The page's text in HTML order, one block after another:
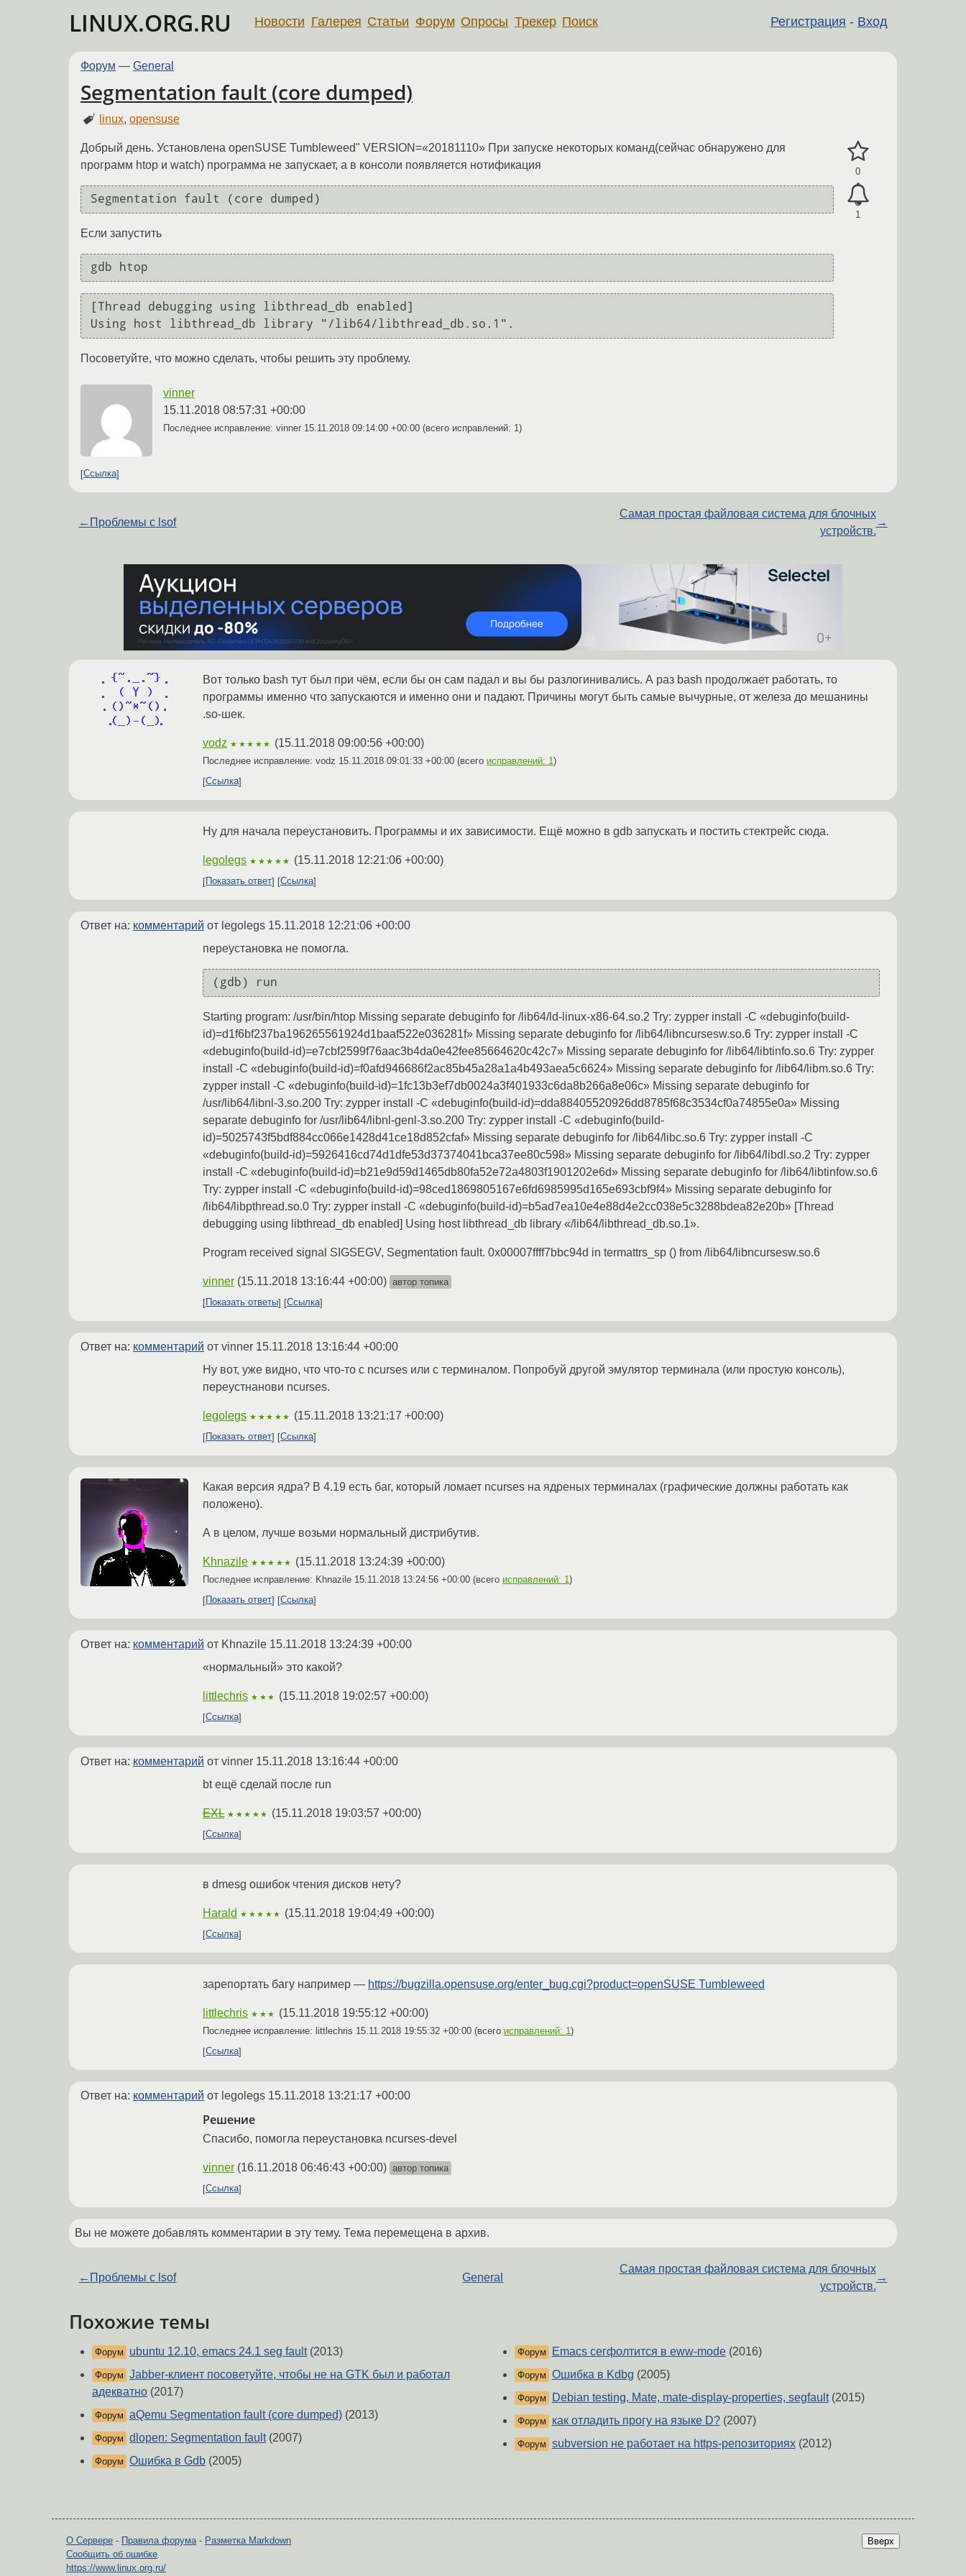
LINUX.ORG.RU Регистрация - Вход
Новости Галерея Статьи Форум Опросы Трекер Поиск
Форум — General
Segmentation fault (core dumped)
linux,opensuse
0
1
Добрый день. Установлена openSUSE Tumbleweed" VERSION=«20181110» При запуске некоторых команд(сейчас обнаружено для
программ htop и watch) программа не запускает, а в консоли появляется нотификация
Segmentation fault (core dumped)
Если запустить
gdb htop
[Thread debugging using libthread_db enabled]
Using host libthread_db library "/lib64/libthread_db.so.1".
Посоветуйте, что можно сделать, чтобы решить эту проблему.
vinner
15.11.2018 08:57:31 +00:00
Последнее исправление: vinner 15.11.2018 09:14:00 +00:00 (всего исправлений: 1)
Ссылка
← Проблемы c lsof
Самая простая файловая система для блочных
устройств.
→
Вот только bash тут был при чём, если бы он сам падал и вы бы разлогинивались. А раз bash продолжает работать, то
программы именно что запускаются и именно они и падают. Причины могут быть самые вычурные, от железа до мешанины
.so-шек.
vodz ★★★★★ (15.11.2018 09:00:56 +00:00)
Последнее исправление: vodz 15.11.2018 09:01:33 +00:00 (всего исправлений: 1 )
Ссылка
Ну для начала переустановить. Программы и их зависимости. Ещё можно в gdb запускать и постить стектрейс сюда.
legolegs ★★★★★ (15.11.2018 12:21:06 +00:00)
Показать ответ Ссылка
Ответ на: комментарий от legolegs 15.11.2018 12:21:06 +00:00
переустановка не помогла.
(gdb) run
Starting program: /usr/bin/htop Missing separate debuginfo for /lib64/ld-linux-x86-64.so.2 Try: zypper install -C «debuginfo(build-
id)=d1f6bf237ba196265561924d1baaf522e036281f» Missing separate debuginfo for /lib64/libncursesw.so.6 Try: zypper install -C
«debuginfo(build-id)=e7cbf2599f76aac3b4da0e42fee85664620c42c7» Missing separate debuginfo for /lib64/libtinfo.so.6 Try: zypper
install -C «debuginfo(build-id)=f0afd946686f2ac85b45a28a1a4b493aea5c6624» Missing separate debuginfo for /lib64/libm.so.6 Try:
zypper install -C «debuginfo(build-id)=1fc13b3ef7db0024a3f401933c6da8b266a8e06c» Missing separate debuginfo for
/usr/lib64/libnl-3.so.200 Try: zypper install -C «debuginfo(build-id)=dda88405520926dd8785f68c3534cf0a74855e0a» Missing
separate debuginfo for /usr/lib64/libnl-genl-3.so.200 Try: zypper install -C «debuginfo(build-
id)=5025743f5bdf884cc066e1428d41ce18d852cfaf» Missing separate debuginfo for /lib64/libc.so.6 Try: zypper install -C
«debuginfo(build-id)=5926416cd74d1dfe53d37374041bca37ee80c598» Missing separate debuginfo for /lib64/libdl.so.2 Try: zypper
install -C «debuginfo(build-id)=b21e9d59d1465db80fa52e72a4803f1901202e6d» Missing separate debuginfo for /lib64/libtinfow.so.6
Try: zypper install -C «debuginfo(build-id)=98ced1869805167e6fd6985995d165e693cbf9f4» Missing separate debuginfo for
/lib64/libpthread.so.0 Try: zypper install -C «debuginfo(build-id)=b5ad7ea10e4e88d4e2cc038e5c3288bdea82e20b» [Thread
debugging using libthread_db enabled] Using host libthread_db library «/lib64/libthread_db.so.1».
Program received signal SIGSEGV, Segmentation fault. 0x00007ffff7bbc94d in termattrs_sp () from /lib64/libncursesw.so.6
vinner (15.11.2018 13:16:44 +00:00) автор топика
Показать ответы
Ссылка
Ответ на: комментарий от vinner 15.11.2018 13:16:44 +00:00
Ну вот, уже видно, что что-то с ncurses или с терминалом. Попробуй другой эмулятор терминала (или простую консоль),
переустнанови ncurses.
legolegs ★★★★★ (15.11.2018 13:21:17 +00:00)
Показать ответ Ссылка
Какая версия ядра? В 4.19 есть баг, который ломает ncurses на ядреных терминалах (графические должны работать как
положено).
А в целом, лучше возьми нормальный дистрибутив.
Khnazile ★★★★★ (15.11.2018 13:24:39 +00:00)
Последнее исправление: Khnazile 15.11.2018 13:24:56 +00:00 (всего исправлений: 1 )
Показать ответ
Ссылка
Ответ на: комментарий от Khnazile 15.11.2018 13:24:39 +00:00
«нормальный» это какой?
littlechris ★★★ (15.11.2018 19:02:57 +00:00)
Ссылка
Ответ на: комментарий от vinner 15.11.2018 13:16:44 +00:00
bt ещё сделай после run
EXL ★★★★★ (15.11.2018 19:03:57 +00:00)
Ссылка
в dmesg ошибок чтения дисков нету?
Harald ★★★★★ (15.11.2018 19:04:49 +00:00)
Ссылка
зарепортать багу например — https://bugzilla.opensuse.org/enter_bug.cgi?product=openSUSE Tumbleweed
littlechris ★★★ (15.11.2018 19:55:12 +00:00)
Последнее исправление: littlechris 15.11.2018 19:55:32 +00:00 (всего исправлений: 1 )
Ссылка
Ответ на: комментарий от legolegs 15.11.2018 13:21:17 +00:00
Решение
Спасибо, помогла переустановка ncurses-devel
vinner (16.11.2018 06:46:43 +00:00) автор топика
Ссылка
Вы не можете добавлять комментарии в эту тему. Тема перемещена в архив.
← Проблемы c lsof General
Самая простая файловая система для блочных
устройств.
→
Похожие темы
Форум ubuntu 12.10, emacs 24.1 seg fault(2013)
Форум Jabber-клиент посоветуйте, чтобы не на GTK был и работал
адекватно (2017)
Форум aQemu Segmentation fault (core dumped) (2013)
Форум dlopen: Segmentation fault(2007)
Форум Ошибка в Gdb (2005)
Форум Emacs сегфолтится в eww-mode(2016)
Форум Ошибка в Kdbg (2005)
Форум Debian testing, Mate, mate-display-properties, segfault(2015)
Форум как отладить прогу на языке D?(2007)
Форум subversion не работает на https-репозиториях(2012)
Вверх
О Сервере - Правила форума- Разметка Markdown
Сообщить об ошибке
https://www.linux.org.ru/